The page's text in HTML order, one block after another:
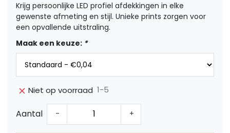
Krijg persoonlijke LED profiel afdekkingen in elke
gewenste afmeting en stijl. Unieke prints zorgen voor
een opvallende uitstraling.
Maak een keuze: *
Niet op voorraad 1-5
Aantal - +